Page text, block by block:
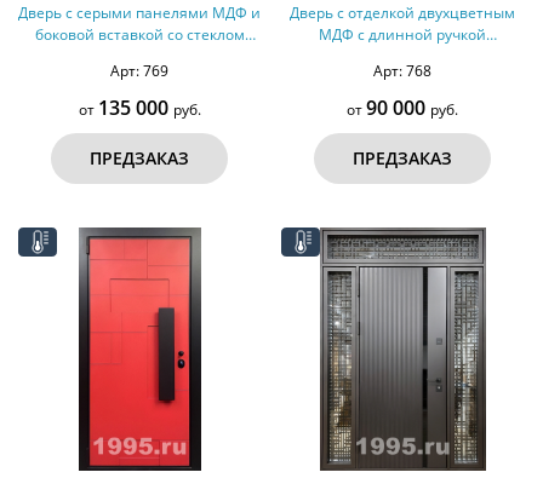
Дверь с серыми панелями МДФ и
боковой вставкой со стеклом
Арт: 769
от 135 000 руб.
ПРЕДЗАКАЗ
Дверь с отделкой двухцветным
МДФ с длинной ручкой
Арт: 768
от90 000 руб.
ПРЕДЗАКАЗ